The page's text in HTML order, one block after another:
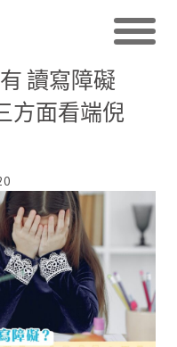
讀寫障礙
方面看端倪